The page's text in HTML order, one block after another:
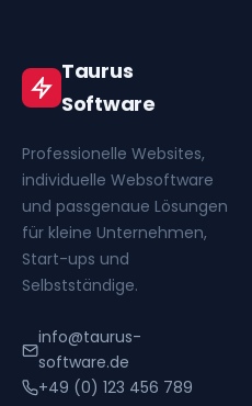
Taurus
Software
Professionelle Websites,
individuelle Websoftware
und passgenaue Lösungen
für kleine Unternehmen,
Start-ups und
Selbstständige.
info@taurus-
software.de
+49 (0) 123 456 789